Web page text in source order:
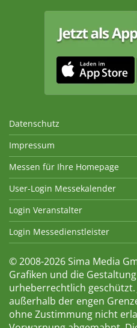
Datenschutz
Impressum
Messen für Ihre Homepage
User-Login Messekalender
Login Veranstalter
Login Messedienstleister
© 2008-2026 Sima Media
Grafiken und die
urheberrechtlich geschützt.
außerhalb der engen
ohne Zustimmung nicht